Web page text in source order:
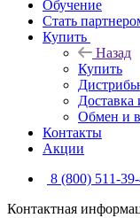
Обучение
Стать
Купить
Назад
Купить
Доставка
Обмен и
Контакты
Акции
8 (800) 511-
Контактная